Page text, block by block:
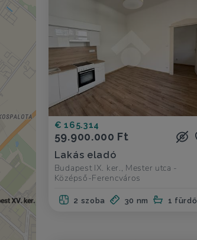
€ 165.314
59.900.000 Ft
Lakás eladó
Budapest IX. ker., Mester utca -
Középső-Ferencváros
2 szoba 30 nm 1 fürdő